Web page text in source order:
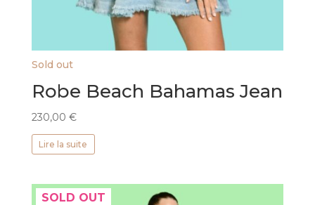
Sold out
Robe Beach Bahamas Jean
230,00 €
Lire la suite
SOLD OUT